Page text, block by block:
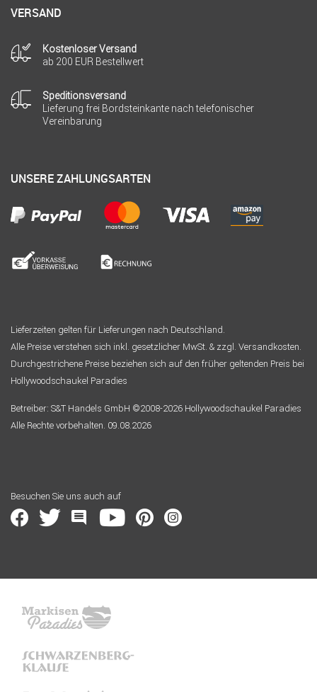
VERSAND
Kostenloser Versand
ab 200 EUR Bestellwert
Speditionsversand
Lieferung frei Bordsteinkante nach telefonischer
Vereinbarung
UNSERE ZAHLUNGSARTEN
Lieferzeiten gelten für Lieferungen nach Deutschland.
Alle Preise verstehen sich inkl. gesetzlicher MwSt. & zzgl. Versandkosten.
Durchgestrichene Preise beziehen sich auf den früher geltenden Preis bei
Hollywoodschaukel Paradies
Betreiber: S&T Handels GmbH ©2008-2026 Hollywoodschaukel Paradies
Alle Rechte vorbehalten. 09.08.2026
Besuchen Sie uns auch auf